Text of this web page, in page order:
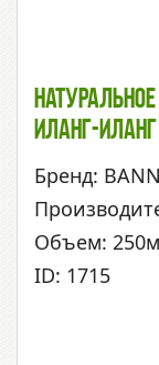
Иланг-Иланг
Бренд:
Объем:
ID: 1715